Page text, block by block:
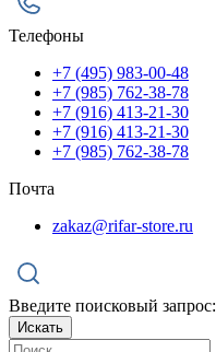
Телефоны
+7 (495) 983-00-48
+7 (985) 762-38-78
+7 (916) 413-21-30
+7 (916) 413-21-30
+7 (985) 762-38-78
Почта
zakaz@rifar-store.ru
Введите поисковый запрос:
Искать